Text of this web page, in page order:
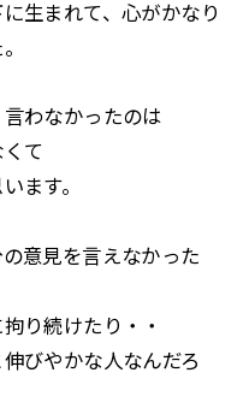
生まれて、心がかなり
わなかったのは
くて
ます。
意見を言えなかった
り続けたり・・
びやかな人なんだろ